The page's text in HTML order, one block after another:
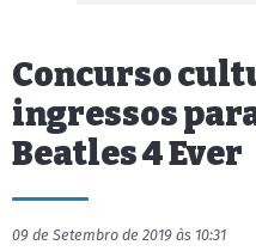
Concurso
ingressos
Beatles 4 Ever
09 de Setembro de 2019 às 10:31